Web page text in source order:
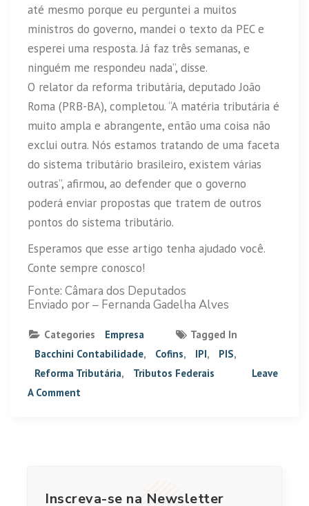
até mesmo porque eu perguntei a muitos
ministros do governo, mandei o texto da PEC e
esperei uma resposta. Já faz três semanas, e
ninguém me respondeu nada”, disse.
O relator da reforma tributária, deputado João
Roma (PRB-BA), completou. “A matéria tributária é
muito ampla e abrangente, então uma coisa não
exclui outra. Nós estamos tratando de uma faceta
do sistema tributário brasileiro, existem várias
outras”, afirmou, ao defender que o governo
poderá enviar propostas que tratem de outros
pontos do sistema tributário.
Esperamos que esse artigo tenha ajudado você.
Conte sempre conosco!
Fonte: Câmara dos Deputados
Enviado por – Fernanda Gadelha Alves
Categories Empresa
Tagged In
Bacchini Contabilidade, Cofins, IPI, PIS,
Reforma Tributária, Tributos Federais
Leave
A Comment
Inscreva-se na Newsletter